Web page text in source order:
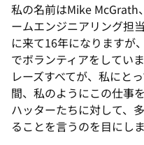
私の名前はMike McGrath
ームエンジニアリング担
に来て16年になりますが
でボランティアをしてい
レーズすべてが、私にと
間、私のようにこの仕事
ハッターたちに対して、
ることを言うのを目にしま